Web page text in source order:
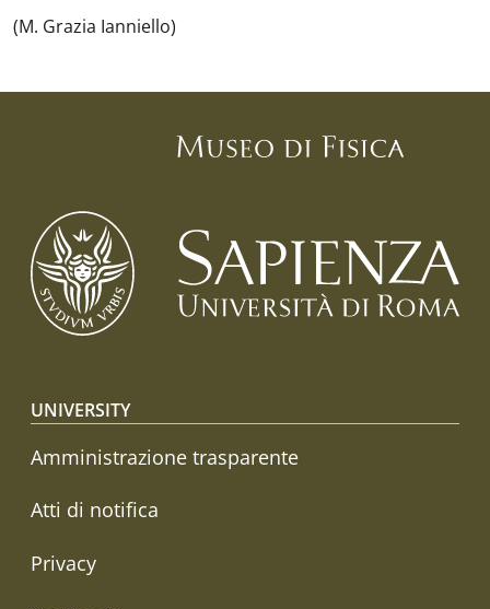
(M. Grazia Ianniello)
Footer menu
UNIVERSITY
Amministrazione trasparente
Atti di notifica
Privacy